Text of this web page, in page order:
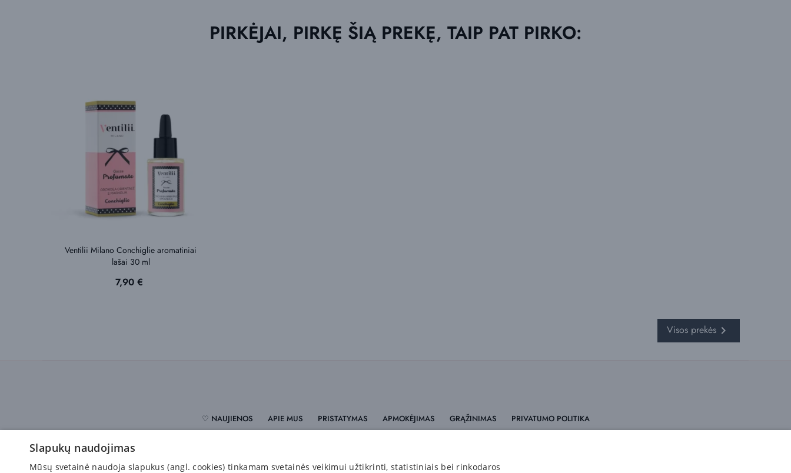
PIRKĖJAI, PIRKĘ ŠIĄ PREKĘ, TAIP PAT PIRKO:
Ventilii Milano Conchiglie aromatiniai
lašai 30 ml
Kaina
7,90 €
Visos prekės 
♡ NAUJIENOS APIE MUS PRISTATYMAS APMOKĖJIMAS GRĄŽINIMAS PRIVATUMO POLITIKA
Pirkėjams
Slapukų naudojimas
Mūsų svetainė naudoja slapukus (angl. cookies) tinkamam svetainės veikimui užtikrinti, statistiniais bei rinkodaros